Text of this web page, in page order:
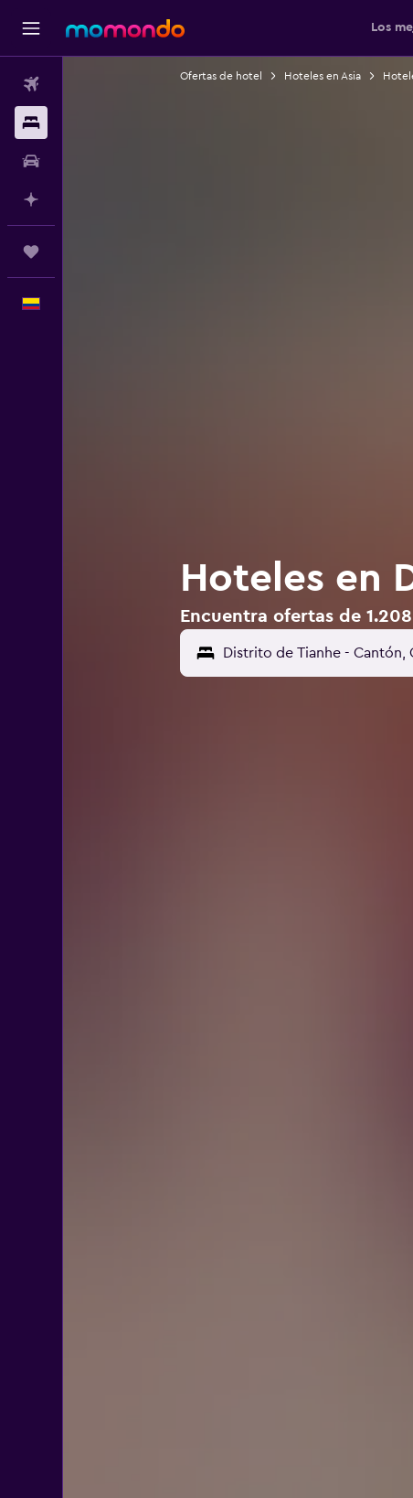
Los
Ofertas de hotel Hoteles en Asia
Hoteles en
Encuentra ofertas de